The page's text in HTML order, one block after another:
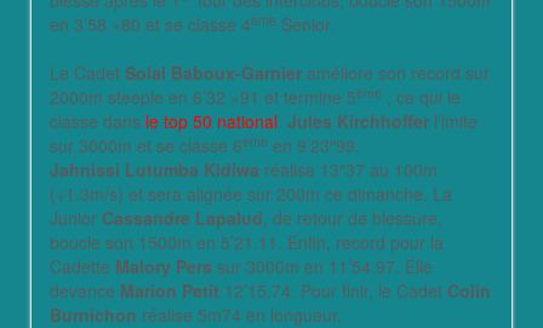
en 3’58 »80 et se classe 4ème Senior.
Le Cadet Solal Baboux-Garnier améliore son record sur
2000m steeple en 6’32 »91 et termine 5ème , ce qui le
classe dans le top 50 national. Jules Kirchhoffer l’imite
sur 3000m et se classe 6ème en 9’23″99.
Jahnissi Lutumba Kidiwa réalise 13″37 au 100m
(+1.3m/s) et sera alignée sur 200m ce dimanche. La
Junior Cassandre Lapalud, de retour de blessure,
boucle son 1500m en 5’21.11. Enfin, record pour la
Cadette Malory Pers sur 3000m en 11’54.97. Elle
devance Marion Petit 12’15.74. Pour finir, le Cadet Colin
Burnichon réalise 5m74 en longueur.